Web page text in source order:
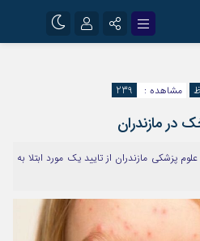
مشاهده : 239
در مازندران
پزشکی مازندران از تایید یک مورد ابتلا به